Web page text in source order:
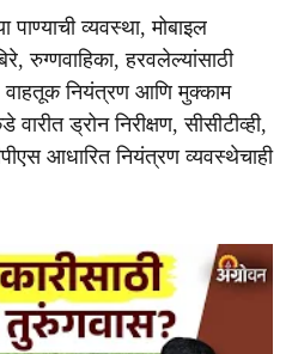
पाण्याची व्यवस्था, मोबाइल
रुग्णवाहिका, हरवलेल्यांसाठी
वाहतूक नियंत्रण आणि मुक्काम
ड्रोन निरीक्षण, सीसीटीव्ही,
आधारित नियंत्रण व्यवस्थेचाही